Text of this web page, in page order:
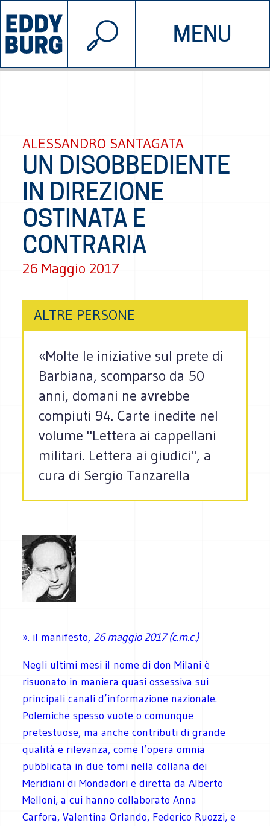
MENU
INIZIATIVE CHI SIAMO
© 2026 EDDYBURG
ALESSANDRO SANTAGATA
UN DISOBBEDIENTE
IN DIREZIONE
OSTINATA E
CONTRARIA
26 Maggio 2017
ALTRE PERSONE
«Molte le iniziative sul prete di
Barbiana, scomparso da 50
anni, domani ne avrebbe
compiuti 94. Carte inedite nel
volume "Lettera ai cappellani
militari. Lettera ai giudici", a
cura di Sergio Tanzarella
». il manifesto, 26 maggio 2017 (c.m.c.)
Negli ultimi mesi il nome di don Milani è
risuonato in maniera quasi ossessiva sui
principali canali d’informazione nazionale.
Polemiche spesso vuote o comunque
pretestuose, ma anche contributi di grande
qualità e rilevanza, come l’opera omnia
pubblicata in due tomi nella collana dei
Meridiani di Mondadori e diretta da Alberto
Melloni, a cui hanno collaborato Anna
Carfora, Valentina Orlando, Federico Ruozzi, e